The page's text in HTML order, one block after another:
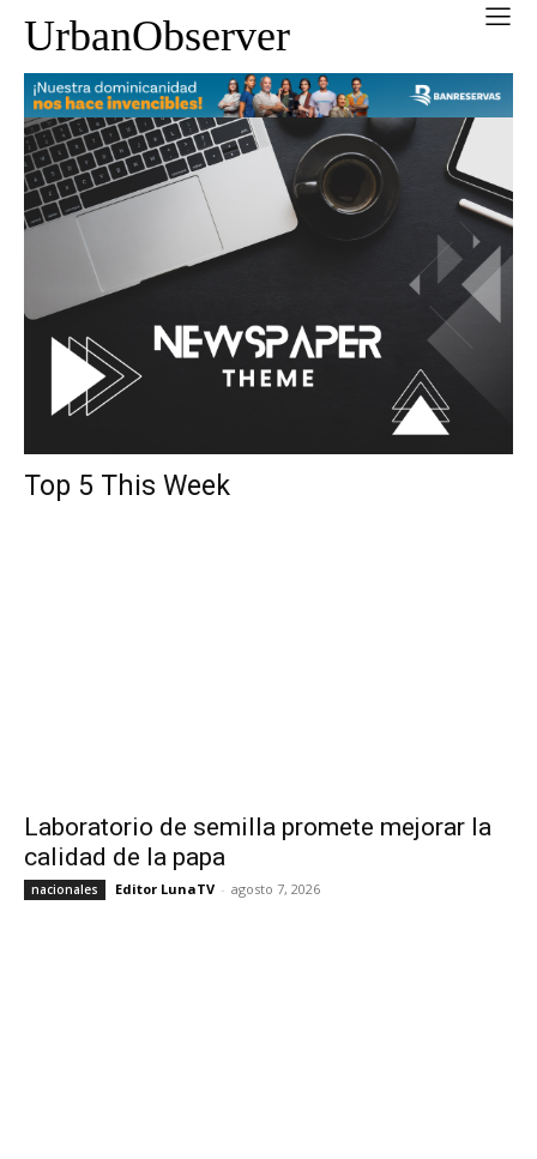
UrbanObserver
Top 5 This Week
Laboratorio de semilla promete mejorar la
calidad de la papa
nacionales Editor LunaTV - agosto 7, 2026